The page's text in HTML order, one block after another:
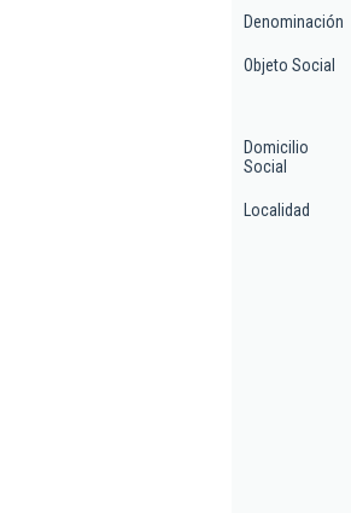
Denominación
Objeto Social
Domicilio
Social
Localidad